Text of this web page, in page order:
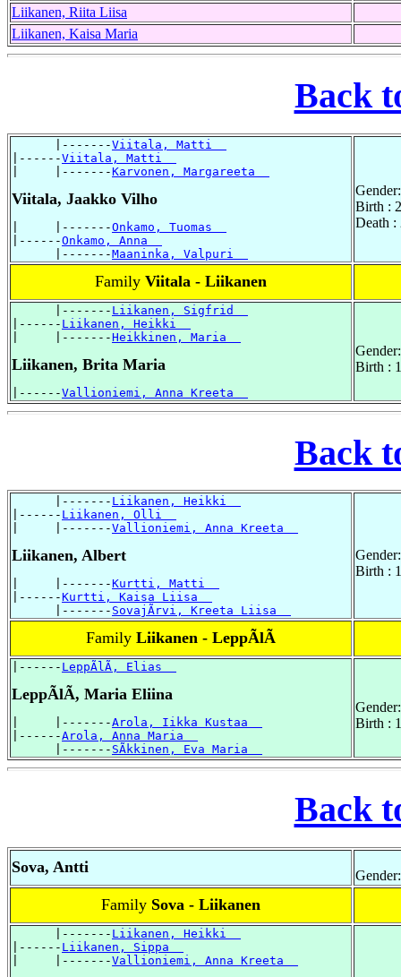
Liikanen, Riita Liisa
Liikanen, Kaisa Maria
Back
      |-------
Viitala, Matti
|------Viitala, Matti
|     |-------Karvonen, Margareeta
Viitala, Jaakko Vilho
|     |-------Onkamo, Tuomas
|------Onkamo, Anna
      |-------
Maaninka, Valpuri
Birth :
Death :
Family Viitala - Liikanen
      |-------
Liikanen, Sigfrid
|------ Liikanen, Heikki
|     |-------Heikkinen, Maria
Liikanen, Brita Maria
|------Vallioniemi, Anna Kreeta
Birth :
Back
      |-------
Liikanen, Heikki
|------ Liikanen, Olli
|     |-------Vallioniemi, Anna Kreeta
Liikanen, Albert
|     |-------Kurtti, Matti
|------Kurtti, Kaisa Liisa
      |-------
SovajÃrvi, Kreeta Liisa
Birth :
Family Liikanen - LeppÃlÃ
|------ LeppÃlÃ, Elias
LeppÃlÃ, Maria Eliina
|     |-------Arola, Iikka Kustaa
|------Arola, Anna Maria
      |-------
SÃkkinen, Eva Maria
Birth :
Back
Sova, Antti
Family Sova - Liikanen
      |-------
Liikanen, Heikki
|------ Liikanen, Sippa
|     |-------Vallioniemi, Anna Kreeta